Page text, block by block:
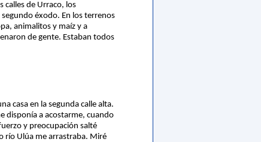
calles de Urraco, los
éxodo. En los terrenos
animalitos y maíz y a
de gente. Estaban todos
casa en la segunda calle alta.
disponía a acostarme, cuando
y preocupación salté
río Ulúa me arrastraba. Miré